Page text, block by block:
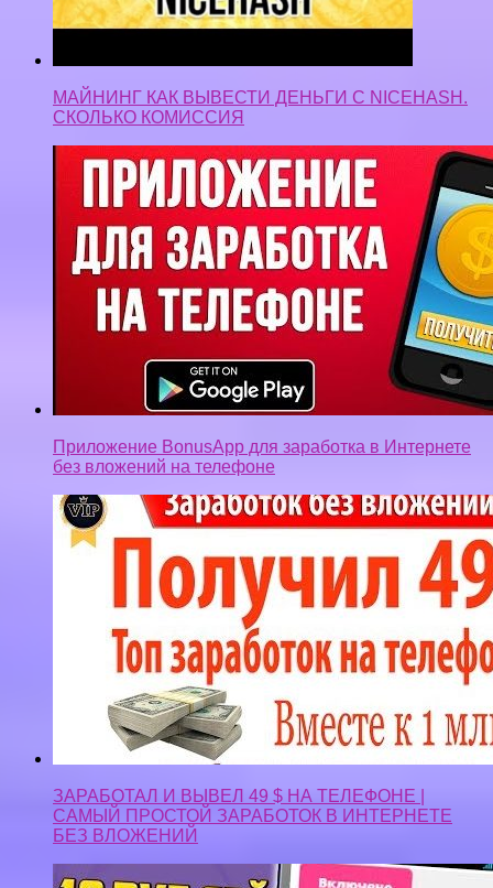
МАЙНИНГ КАК ВЫВЕСТИ ДЕНЬГИ С NICEHASH.
СКОЛЬКО КОМИССИЯ
Приложение BonusApp для заработка в Интернете
без вложений на телефоне
ЗАРАБОТАЛ И ВЫВЕЛ 49 $ НА ТЕЛЕФОНЕ |
САМЫЙ ПРОСТОЙ ЗАРАБОТОК В ИНТЕРНЕТЕ
БЕЗ ВЛОЖЕНИЙ